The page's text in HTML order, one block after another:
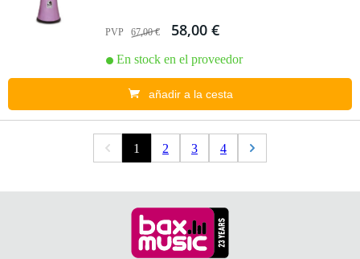
PVP 67,00 € 58,00 €
En stock en el proveedor
añadir a la cesta
1 2 3 4